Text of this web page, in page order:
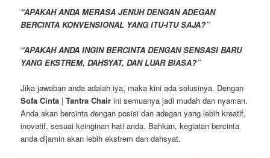
“APAKAH ANDA MERASA JENUH DENGAN ADEGAN
BERCINTA KONVENSIONAL YANG ITU-ITU SAJA?”
“APAKAH ANDA INGIN BERCINTA DENGAN SENSASI BARU
YANG EKSTREM, DAHSYAT, DAN LUAR BIASA?”
Jika jawaban anda adalah iya, maka kini ada solusinya. Dengan
Sofa Cinta |Tantra Chair ini semuanya jadi mudah dan nyaman.
Anda akan bercinta dengan posisi dan adegan yang lebih kreatif,
inovatif, sesuai keinginan hati anda. Bahkan, kegiatan bercinta
anda dijamin akan lebih ekstrem dan dahsyat.